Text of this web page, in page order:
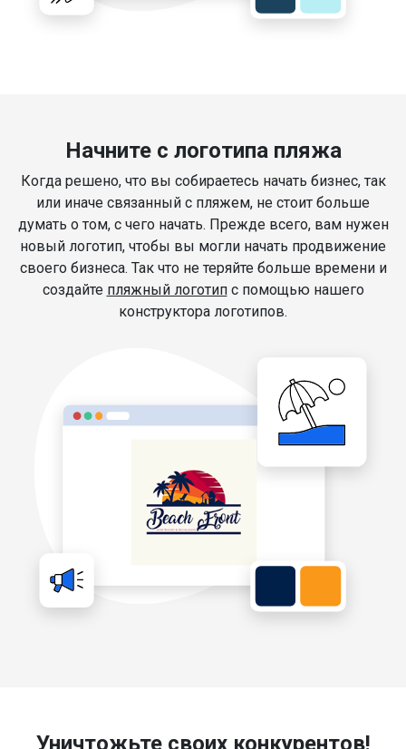
Начните с логотипа пляжа
Когда решено, что вы собираетесь начать бизнес, так
или иначе связанный с пляжем, не стоит больше
думать о том, с чего начать. Прежде всего, вам нужен
новый логотип, чтобы вы могли начать продвижение
своего бизнеса. Так что не теряйте больше времени и
создайте пляжный логотипс помощью нашего
конструктора логотипов.
Уничтожьте своих конкурентов!